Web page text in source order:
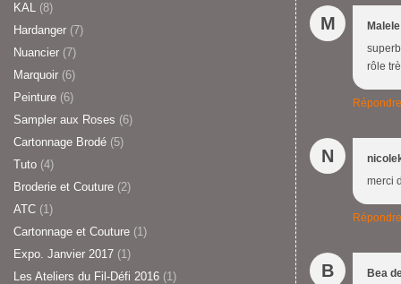
KAL (8)
Hardanger (7)
Nuancier (7)
Marquoir (6)
Peinture (6)
Sampler aux Roses (6)
Cartonnage Brodé (5)
Tuto (4)
Broderie et Couture (2)
ATC (1)
Cartonnage et Couture (1)
Expo. Janvier 2017 (1)
Les Ateliers du Fil-Défi 2016 (1)
M
Malele
rôle
Répondre
N
merci
Répondre
B
Bea